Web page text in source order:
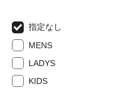
指定なし
MENS
LADYS
KIDS